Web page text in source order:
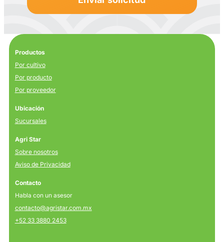
Productos
Por cultivo
Por producto
Por proveedor
Ubicación
Sucursales
Agri Star
Sobre nosotros
Aviso de Privacidad
Contacto
Habla con un asesor
contacto@agristar.com.mx
+52 33 3880 2453